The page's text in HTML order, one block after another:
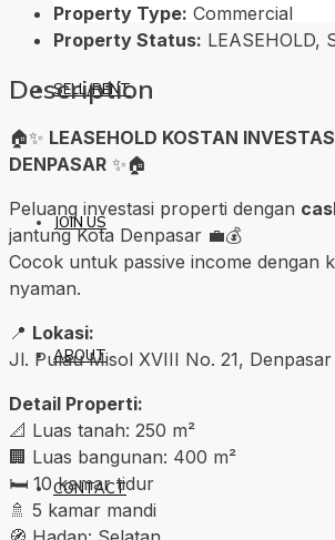
SELL/RENT
JOIN US
ABOUT
CONTACT
Property Type: Commercial
Property Status: LEASEHOLD,
Description
🏠✨ LEASEHOLD KOSTAN
DENPASAR ✨🏠
Peluang investasi properti dengan
jantung Kota Denpasar 💼💰
Cocok untuk passive income dengan
nyaman.
📍 Lokasi:
Jl. Pulau Misol XVIII No. 21, Denpasar
Detail Properti:
📐 Luas tanah: 250 m²
🏢 Luas bangunan: 400 m²
🛏️ 10 kamar tidur
🚿 5 kamar mandi